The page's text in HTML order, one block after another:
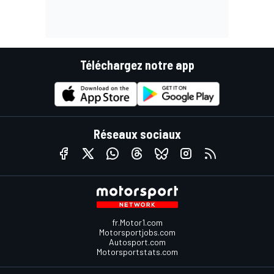
Téléchargez notre app
Réseaux sociaux
fr.Motor1.com
Motorsportjobs.com
Autosport.com
Motorsportstats.com